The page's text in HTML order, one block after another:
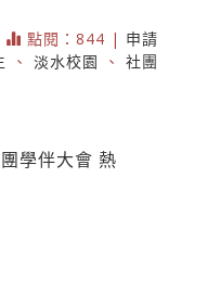
點閱：844 | 申請
、 淡水校園 、 社團
學伴大會 熱